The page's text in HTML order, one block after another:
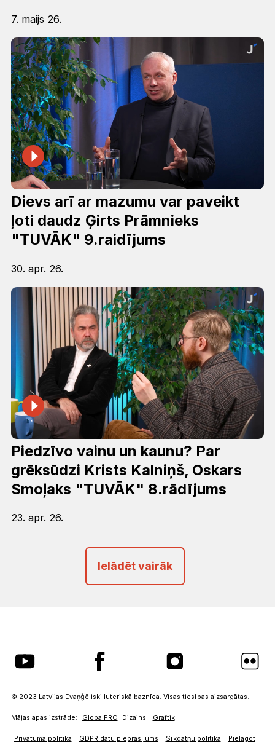
7. maijs 26.
Dievs arī ar mazumu var paveikt
ļoti daudz Ģirts Prāmnieks
"TUVĀK" 9.raidījums
30. apr. 26.
Piedzīvo vainu un kaunu? Par
grēksūdzi Krists Kalniņš, Oskars
Smoļaks "TUVĀK" 8.rādījums
23. apr. 26.
Ielādēt vairāk
© 2023 Latvijas Evaņģēliski luteriskā baznīca. Visas tiesības aizsargātas.
Mājaslapas izstrāde: GlobalPRO Dizains: Graftik
Privātuma politika GDPR datu pieprasījums Sīkdatņu politika Pielāgot